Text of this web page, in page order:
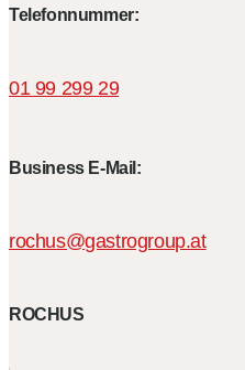
Telefonnummer:
01 99 299 29
Business E-Mail:
rochus@gastrogroup.at
ROCHUS